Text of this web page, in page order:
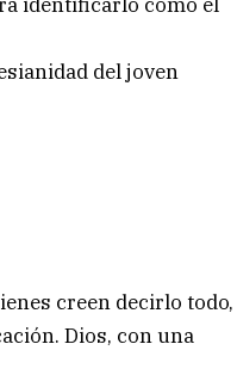
del joven
creen decirlo todo,
Dios, con una